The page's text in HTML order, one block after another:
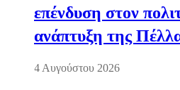
επένδυση στον
ανάπτυξη της
4 Αυγούστου 2026